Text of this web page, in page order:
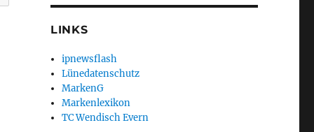
LINKS
ipnewsflash
Lünedatenschutz
MarkenG
Markenlexikon
TC Wendisch Evern